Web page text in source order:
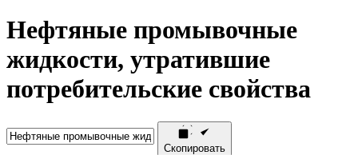
Нефтяные промывочные
жидкости, утратившие
потребительские свойства
Скопировать